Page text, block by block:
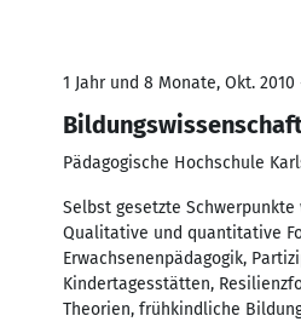
1 Jahr und 8 Monate, Okt. 2010
Pädagogische Hochschule
Selbst gesetzte
Qualitative und quantitative
Erwachsenenpädagogik,
Kindertagesstätten,
Theorien, frühkindliche